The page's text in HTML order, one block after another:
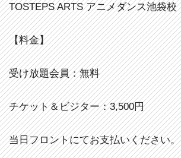
TOSTEPS ARTS アニメダンス池袋校
【料金】
受け放題会員：無料
チケット＆ビジター：3,500円
当日フロントにてお支払いください。